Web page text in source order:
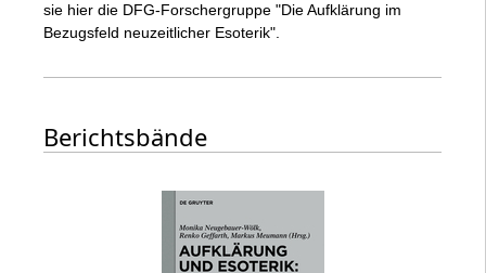
sie hier die DFG-Forschergruppe "Die Aufklärung im
Bezugsfeld neuzeitlicher Esoterik".
Berichtsbände